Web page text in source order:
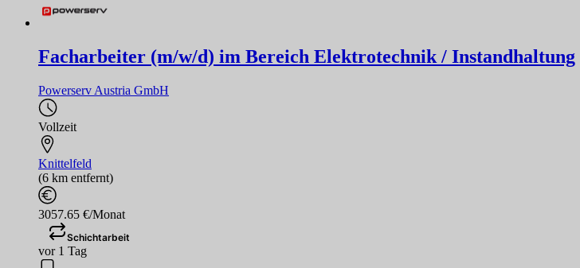
Facharbeiter (m/w/d) im Bereich Elektrotechnik / Instandhaltung
Powerserv Austria GmbH
Vollzeit
Knittelfeld
(6 km entfernt)
3057.65 €/Monat
Schichtarbeit
vor 1 Tag